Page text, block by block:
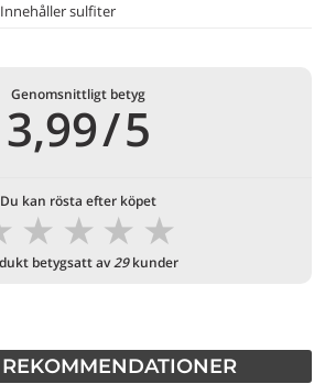
Innehåller sulfiter
Genomsnittligt betyg
3,99/5
Du kan rösta efter köpet
★
★
★
★
betygsatt av29kunder